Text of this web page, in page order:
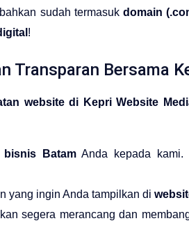
sudah termasuk domain
!
Transparan Bersama
website di Kepri Website
bisnis BatamAnda kepada kami.
yang ingin Anda tampilkan di
segera merancang dan